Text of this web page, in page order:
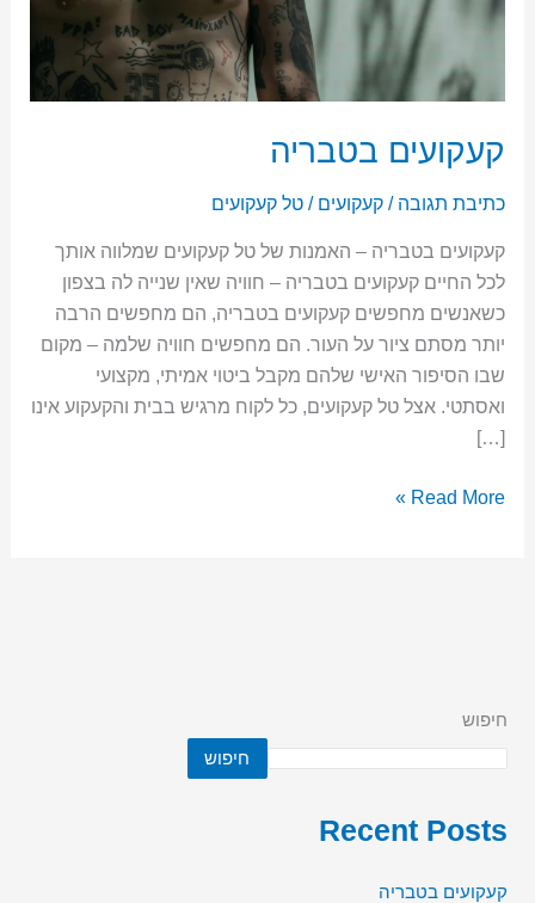
סמן קישורים
לאפס
את
האפשרויות
cached
הצהרת נגישותקעקועים בטבריה
כתיבת תגובה / קעקועים / טל קעקועים
קעקועים בטבריה – האמנות של טל קעקועים שמלווה אותך
לכל החיים קעקועים בטבריה – חוויה שאין שנייה לה בצפון
כשאנשים מחפשים קעקועים בטבריה, הם מחפשים הרבה
יותר מסתם ציור על העור. הם מחפשים חוויה שלמה – מקום
שבו הסיפור האישי שלהם מקבל ביטוי אמיתי, מקצועי
ואסתטי. אצל טל קעקועים, כל לקוח מרגיש בבית והקעקוע אינו
[…]
Read More »
חיפוש
חיפוש
Recent Posts
קעקועים בטבריה